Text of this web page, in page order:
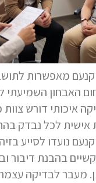
מאפשרות
האבחון השמיעתי
איכותי דורש צוות
אישית לכל נבדק
נועדו לסייע
בהבנת דיבור
מעבר לבדיקה